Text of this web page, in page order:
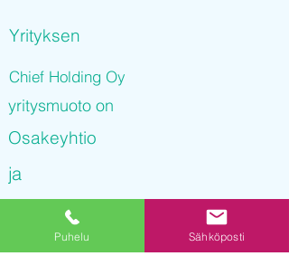
Yrityksen
Chief Holding Oy
yritysmuoto on
Osakeyhtio
ja
Chief Holding Oy
on rekisteröity kaupparekisteriin
Puhelu Sähköposti